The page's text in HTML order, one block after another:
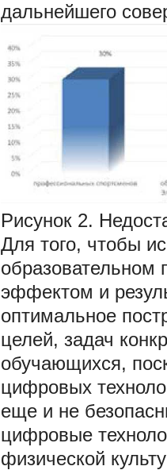
дальнейшего
Рисунок 2.
Для того, чтобы
образовательном
эффектом и
оптимальное
целей, задач
обучающихся,
цифровых
еще и не
цифровые
физической